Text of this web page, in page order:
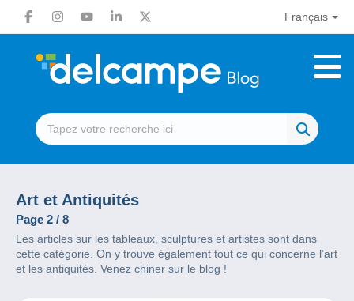
Français
Art et Antiquités
Page 2 / 8
Les articles sur les tableaux, sculptures et artistes sont dans
cette catégorie. On y trouve également tout ce qui concerne l’art
et les antiquités. Venez chiner sur le blog !